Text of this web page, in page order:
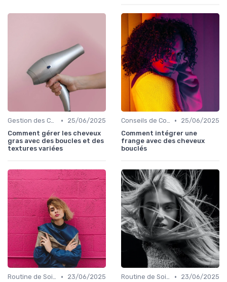
Gestion des Cheveux Texturés au Quotidien •
25/06/2025
Comment gérer les cheveux
gras avec des boucles et des
textures variées
Conseils de Coiffage •
25/06/2025
Comment intégrer une
frange avec des cheveux
bouclés
Routine de Soins pour Cheveux Bouclés •
23/06/2025
Routine de Soins pour Cheveux Bouclés •
23/06/2025